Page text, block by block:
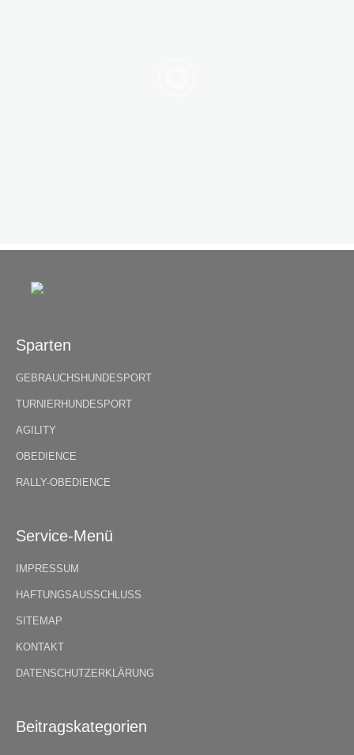
Sparten
GEBRAUCHSHUNDESPORT
TURNIERHUNDESPORT
AGILITY
OBEDIENCE
RALLY-OBEDIENCE
Service-Menü
IMPRESSUM
HAFTUNGSAUSSCHLUSS
SITEMAP
KONTAKT
DATENSCHUTZERKLÄRUNG
Beitragskategorien